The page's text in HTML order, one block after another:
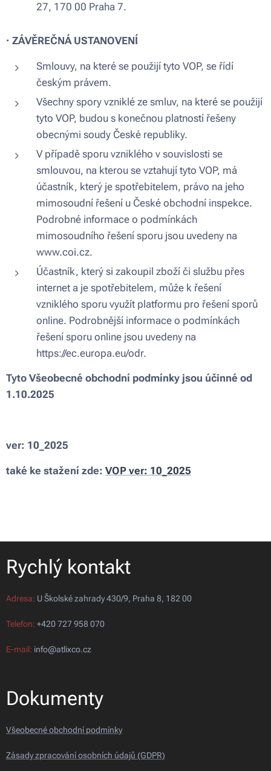
27, 170 00 Praha 7.
· ZÁVĚREČNÁ USTANOVENÍ
Smlouvy, na které se použijí tyto VOP, se řídí
českým právem.
Všechny spory vzniklé ze smluv, na které se použijí
tyto VOP, budou s konečnou platností řešeny
obecnými soudy České republiky.
V případě sporu vzniklého v souvislosti se
smlouvou, na kterou se vztahují tyto VOP, má
účastník, který je spotřebitelem, právo na jeho
mimosoudní řešení u České obchodní inspekce.
Podrobné informace o podmínkách
mimosoudního řešení sporu jsou uvedeny na
www.coi.cz.
Účastník, který si zakoupil zboží či službu přes
internet a je spotřebitelem, může k řešení
vzniklého sporu využít platformu pro řešení sporů
online. Podrobnější informace o podmínkách
řešení sporu online jsou uvedeny na
https://ec.europa.eu/odr.
Tyto Všeobecné obchodní podmínky jsou účinné od
1.10.2025
ver: 10_2025
také ke stažení zde: VOP ver: 10_2025
Rychlý kontakt
Adresa: U Školské zahrady 430/9, Praha 8, 182 00
Telefon: +420 727 958 070
E-mail: info@atlixco.cz
Dokumenty
Všeobecné obchodní podmínky
Zásady zpracování osobních údajů (GDPR)